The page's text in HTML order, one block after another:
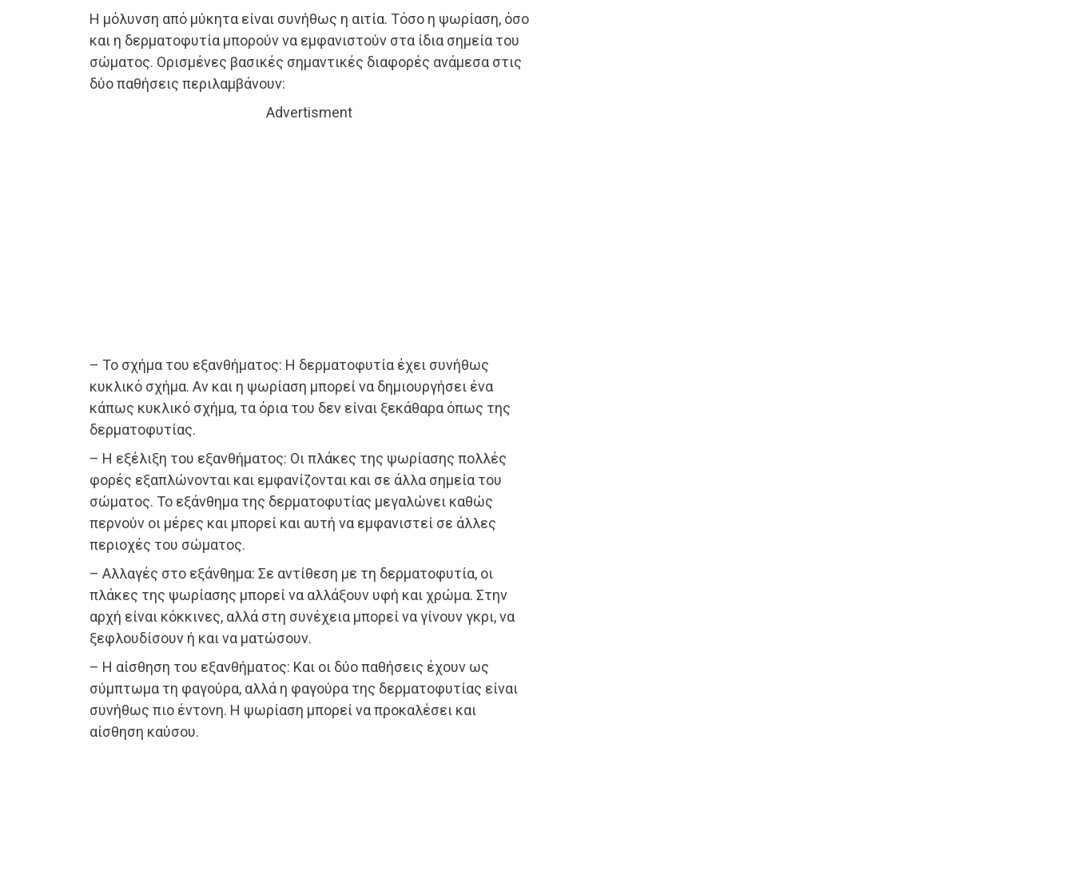
Η μόλυνση από μύκητα είναι συνήθως η αιτία. Τόσο η ψωρίαση, όσο
και η δερματοφυτία μπορούν να εμφανιστούν στα ίδια σημεία του
σώματος. Ορισμένες βασικές σημαντικές διαφορές ανάμεσα στις
δύο παθήσεις περιλαμβάνουν:
Advertisment
– Το σχήμα του εξανθήματος: Η δερματοφυτία έχει συνήθως
κυκλικό σχήμα. Αν και η ψωρίαση μπορεί να δημιουργήσει ένα
κάπως κυκλικό σχήμα, τα όρια του δεν είναι ξεκάθαρα όπως της
δερματοφυτίας.
– Η εξέλιξη του εξανθήματος: Οι πλάκες της ψωρίασης πολλές
φορές εξαπλώνονται και εμφανίζονται και σε άλλα σημεία του
σώματος. Το εξάνθημα της δερματοφυτίας μεγαλώνει καθώς
περνούν οι μέρες και μπορεί και αυτή να εμφανιστεί σε άλλες
περιοχές του σώματος.
– Αλλαγές στο εξάνθημα: Σε αντίθεση με τη δερματοφυτία, οι
πλάκες της ψωρίασης μπορεί να αλλάξουν υφή και χρώμα. Στην
αρχή είναι κόκκινες, αλλά στη συνέχεια μπορεί να γίνουν γκρι, να
ξεφλουδίσουν ή και να ματώσουν.
– Η αίσθηση του εξανθήματος: Και οι δύο παθήσεις έχουν ως
σύμπτωμα τη φαγούρα, αλλά η φαγούρα της δερματοφυτίας είναι
συνήθως πιο έντονη. Η ψωρίαση μπορεί να προκαλέσει και
αίσθηση καύσου.